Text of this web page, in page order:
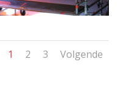
1 2 3 Volgende